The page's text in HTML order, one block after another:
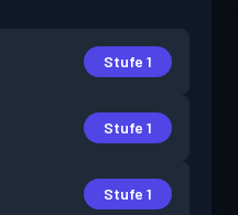
Stufe 1
Stufe 1
Stufe 1